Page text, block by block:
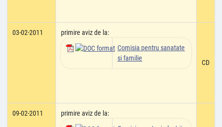
03-02-2011
primire aviz de la:
Comisia pentru sanatate
si familie
CD
09-02-2011
primire aviz de la: